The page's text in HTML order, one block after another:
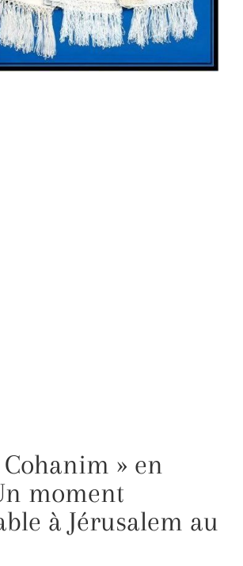
» en
moment
à Jérusalem au